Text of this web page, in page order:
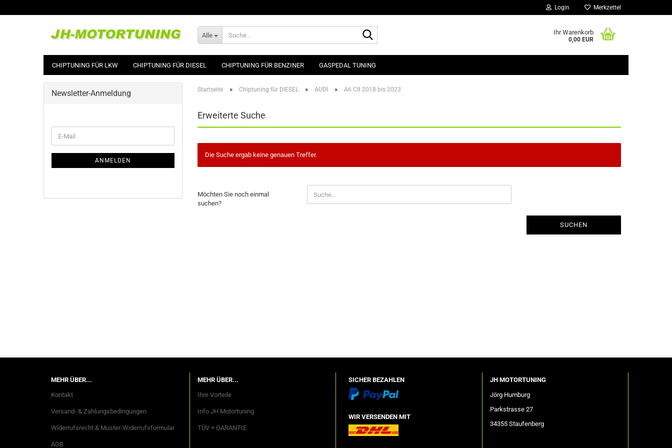
Login Merkzettel
Alle Ihr Warenkorb
0,00 EUR
CHIPTUNING FÜR LKW CHIPTUNING FÜR DIESEL CHIPTUNING FÜR BENZINER GASPEDAL TUNING
Startseite » Chiptuning für DIESEL » AUDI » A6 C8 2018 bis 2023
Erweiterte Suche
Die Suche ergab keine genauen Treffer.
SIE
NOCH
Möchten Sie noch einmal
suchen?
SUCHEN
Newsletter-Anmeldung
ZUR
E-
Mail
ANMELDEN
MEHR ÜBER...
Kontakt
Versand- & Zahlungsbedingungen
Widerrufsrecht & Muster-Widerrufsformular
AGB
MEHR ÜBER...
Ihre Vorteile
Info JH Motortuning
TÜV + GARANTIE
SICHER BEZAHLEN
WIR VERSENDEN MIT
JH MOTORTUNING
Jörg Humburg
Parkstrasse 27
34355 Staufenberg